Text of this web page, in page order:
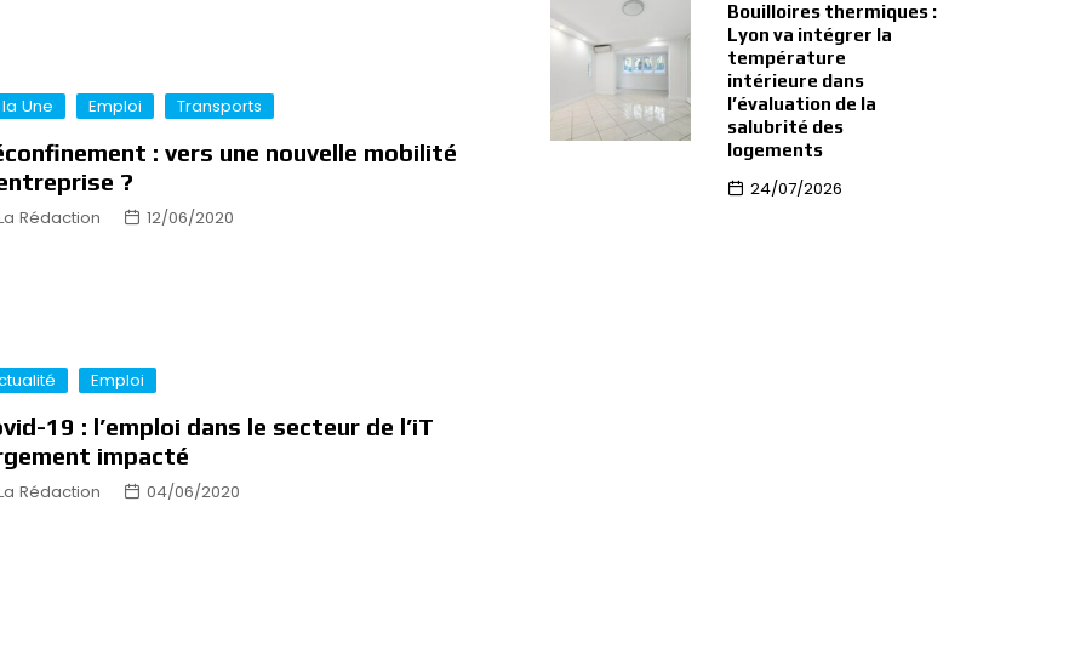
Une Emploi Transports
: vers une nouvelle mobilité
?
Rédaction 12/06/2020
Emploi
19 : l’emploi dans le secteur de l’iT
impacté
Rédaction 04/06/2020
Bouilloires thermiques :
Lyon va intégrer la
température
intérieure dans
l’évaluation de la
salubrité des
logements
24/07/2026